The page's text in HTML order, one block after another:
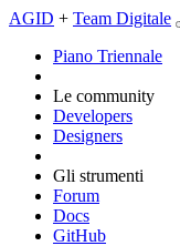
AGID + Team Digitale
Piano Triennale
Le community
Developers
Designers
Gli strumenti
Forum
Docs
GitHub